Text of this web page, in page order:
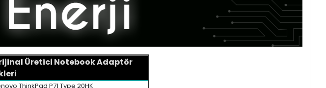
Üretici Notebook Adaptör
ThinkPad P71 Type 20HK